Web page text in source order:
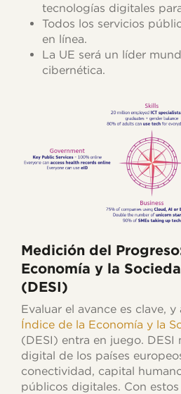
tecnologías digitales
Todos los servicios
en línea.
La UE será un líder
cibernética.
Medición del
Economía y la
(DESI)
Evaluar el avance es clave,
Índice de la Economía y la
(DESI) entra en juego. DESI
digital de los países
conectividad, capital
públicos digitales. Con